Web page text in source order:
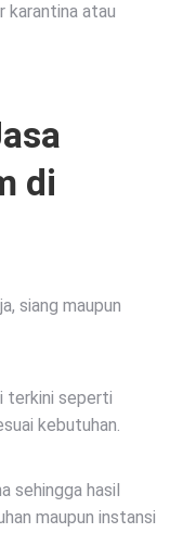
karantina atau
di
siang maupun
terkini seperti
kebutuhan.
sehingga hasil
maupun instansi